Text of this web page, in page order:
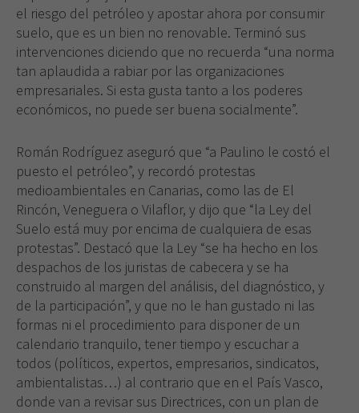
el riesgo del petróleo y apostar ahora por consumir
suelo, que es un bien no renovable. Terminó sus
intervenciones diciendo que no recuerda “una norma
tan aplaudida a rabiar por las organizaciones
empresariales. Si esta gusta tanto a los poderes
económicos, no puede ser buena socialmente”.
Román Rodríguez aseguró que “a Paulino le costó el
puesto el petróleo”, y recordó protestas
medioambientales en Canarias, como las de El
Rincón, Veneguera o Vilaflor, y dijo que “la Ley del
Suelo está muy por encima de cualquiera de esas
protestas”. Destacó que la Ley “se ha hecho en los
despachos de los juristas de cabecera y se ha
construido al margen del análisis, del diagnóstico, y
de la participación”, y que no le han gustado ni las
formas ni el procedimiento para disponer de un
calendario tranquilo, tener tiempo y escuchar a
todos (políticos, expertos, empresarios, sindicatos,
ambientalistas…) al contrario que en el País Vasco,
donde van a revisar sus Directrices, con un plan de